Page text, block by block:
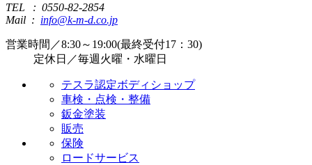
TEL : 0550-82-2854
Mail : info@k-m-d.co.jp
営業時間／8:30～19:00(最終受付17：30)
定休日／毎週火曜・水曜日
テスラ認定ボディショップ
車検・点検・整備
鈑金塗装
販売
保険
ロードサービス